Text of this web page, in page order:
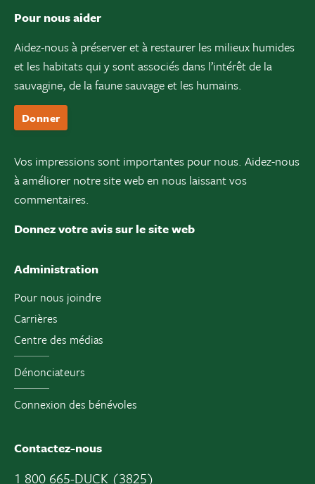
Pour nous aider
Aidez-nous à préserver et à restaurer les milieux humides
et les habitats qui y sont associés dans l’intérêt de la
sauvagine, de la faune sauvage et les humains.
Donner
Vos impressions sont importantes pour nous. Aidez-nous
à améliorer notre site web en nous laissant vos
commentaires.
Donnez votre avis sur le site web
Administration
Pour nous joindre
Carrières
Centre des médias
Dénonciateurs
Connexion des bénévoles
Contactez-nous
1 800 665-DUCK (3825)